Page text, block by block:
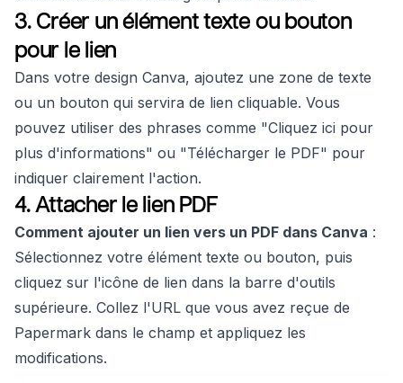
3. Créer un élément texte ou bouton
pour le lien
Dans votre design Canva, ajoutez une zone de texte
ou un bouton qui servira de lien cliquable. Vous
pouvez utiliser des phrases comme "Cliquez ici pour
plus d'informations" ou "Télécharger le PDF" pour
indiquer clairement l'action.
4. Attacher le lien PDF
Comment ajouter un lien vers un PDF dans Canva :
Sélectionnez votre élément texte ou bouton, puis
cliquez sur l'icône de lien dans la barre d'outils
supérieure. Collez l'URL que vous avez reçue de
Papermark dans le champ et appliquez les
modifications.